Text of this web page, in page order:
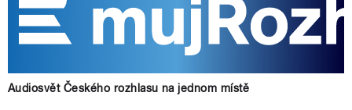
Audiosvět Českého rozhlasu na jednom místě